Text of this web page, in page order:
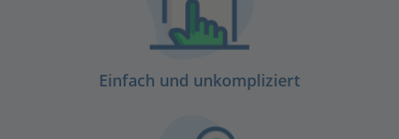
Einfach und unkompliziert